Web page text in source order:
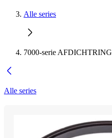
Alle series
7000-serie AFDICHTRING
Alle series